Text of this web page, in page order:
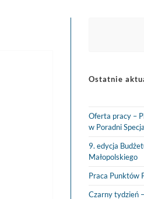
Ostatnie
Oferta pracy –
w Poradni
9. edycja
Małopolskiego
Praca Punktów
Czarny tydzień